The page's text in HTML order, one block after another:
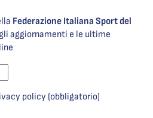
Federazione Italiana Sport del
aggiornamenti e le ultime
policy (obbligatorio)